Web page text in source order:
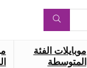
موبايلات الفئة
المتوسطة